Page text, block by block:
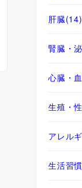
肝臓(14)
腎臓・
心臓・
生殖・性
アレル
生活習